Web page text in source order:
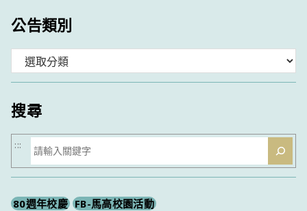
公告類別
類
搜尋
搜
尋
:::
80週年校慶 FB-馬高校園活動